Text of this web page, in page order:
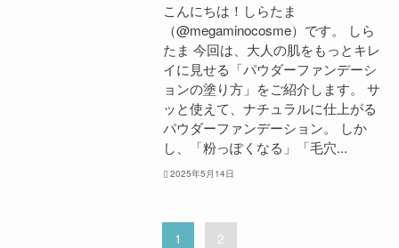
こんにちは！しらたま
（@megaminocosme）です。 しら
たま 今回は、大人の肌をもっとキレ
イに見せる「パウダーファンデーシ
ョンの塗り方」をご紹介します。 サ
ッと使えて、ナチュラルに仕上がる
パウダーファンデーション。 しか
し、「粉っぽくなる」「毛穴...
2025年5月14日
1 2